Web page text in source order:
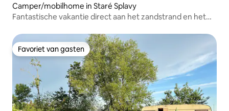
Camper/mobilhome in Staré Splavy
Fantastische vakantie direct aan het zandstrand en het
Favoriet van gasten
Favoriet van gasten